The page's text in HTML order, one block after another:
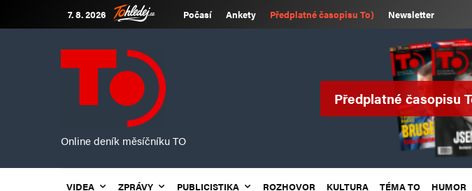
7. 8. 2026 Počasí Ankety Předplatné časopisu To) Newsletter
Online deník měsíčníku TO
Předplatné časopisu
VIDEA ZPRÁVY PUBLICISTIKA ROZHOVOR KULTURA TÉMA TO HUMOR